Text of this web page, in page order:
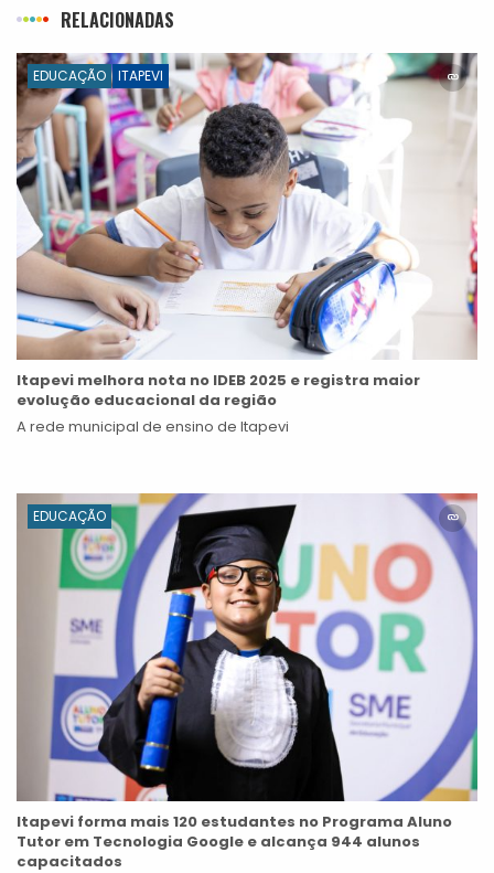
RELACIONADAS
EDUCAÇÃO ITAPEVI
Itapevi melhora nota no IDEB 2025 e registra maior
evolução educacional da região
A rede municipal de ensino de Itapevi
EDUCAÇÃO
Itapevi forma mais 120 estudantes no Programa Aluno
Tutor em Tecnologia Google e alcança 944 alunos
capacitados